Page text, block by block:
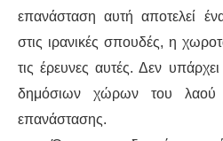
επανάσταση αυτή αποτελεί
στις ιρανικές σπουδές, η
τις έρευνες αυτές. Δεν
δημόσιων χώρων του λαού
επανάστασης.